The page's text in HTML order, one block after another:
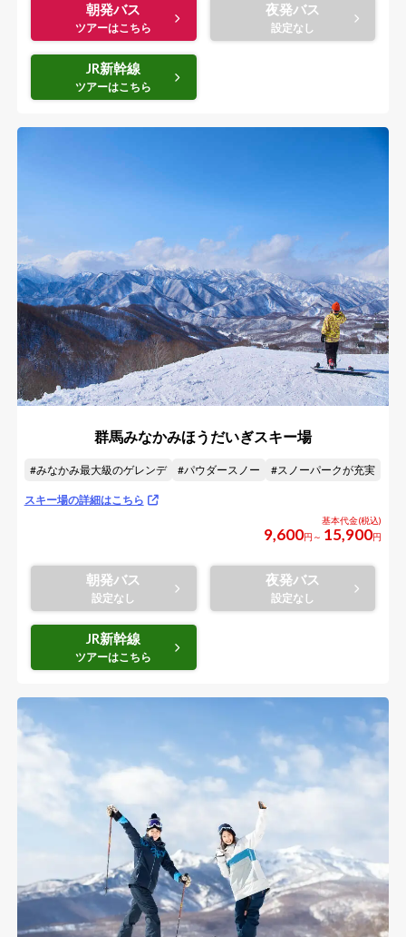
朝発バス 夜発バス
JR新幹線
群馬みなかみほうだいぎスキー場
みなかみ最大級のゲレンデ パウダースノー スノーパークが充実
スキー場の詳細はこちら
9,600円～ 15,900円
朝発バス 夜発バス
JR新幹線